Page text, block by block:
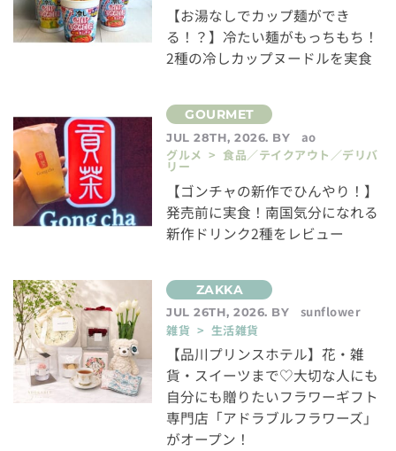
【お湯なしでカップ麺ができ
る！？】冷たい麺がもっちもち！
2種の冷しカップヌードルを実食
JUL 28TH, 2026. BY
ao
グルメ > 食品／テイクアウト／デリバ
リー
【ゴンチャの新作でひんやり！】
発売前に実食！南国気分になれる
新作ドリンク2種をレビュー
JUL 26TH, 2026. BY
sunflower
雑貨 > 生活雑貨
【品川プリンスホテル】花・雑
貨・スイーツまで♡大切な人にも
自分にも贈りたいフラワーギフト
専門店「アドラブルフラワーズ」
がオープン！